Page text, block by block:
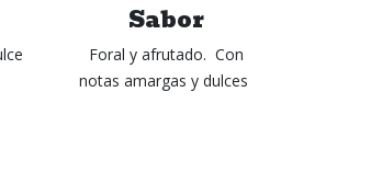
Sabor
Foral y afrutado. Con
notas amargas y dulces